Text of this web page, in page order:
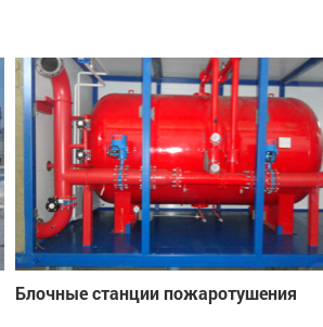
Блочные станции пожаротушения